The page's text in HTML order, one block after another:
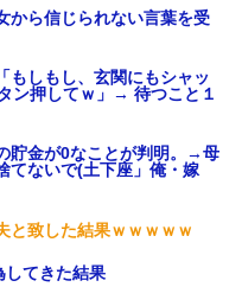
から信じられない言葉を受
もしもし、玄関にもシャッ
ン押してｗ」→ 待つこと１
貯金が0なことが判明。→母
てないで(土下座」俺・嫁
と致した結果ｗｗｗｗｗ
してきた結果